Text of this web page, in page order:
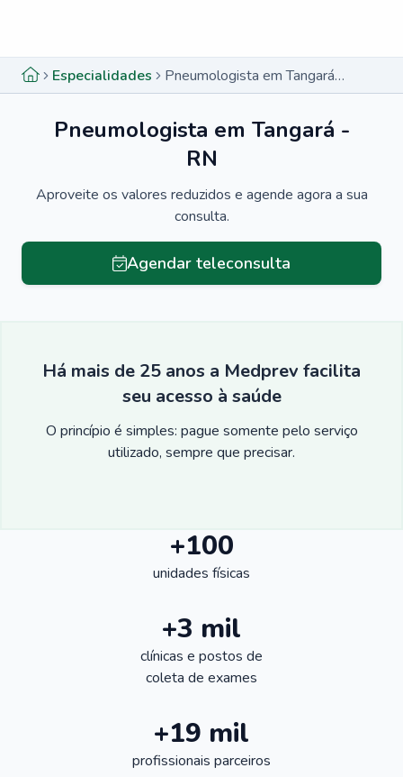
Especialidades Pneumologista em Tangará - RN
Pneumologista em Tangará -
RN
Aproveite os valores reduzidos e agende agora a sua
consulta.
Agendar teleconsulta
Há mais de 25 anos a Medprev facilita
seu acesso à saúde
O princípio é simples: pague somente pelo serviço
utilizado, sempre que precisar.
+100
unidades físicas
+3 mil
clínicas e postos de
coleta de exames
+19 mil
profissionais parceiros